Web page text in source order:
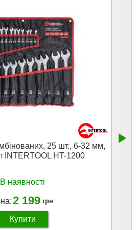
25 шт., 6-32 мм,
INTERTOOL HT-1200
В наявності
2 199 грн
Купити